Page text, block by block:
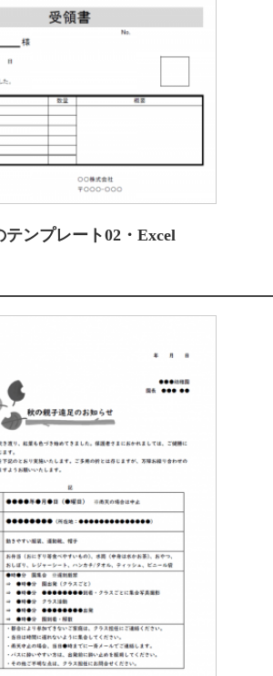
テンプレート02・Excel